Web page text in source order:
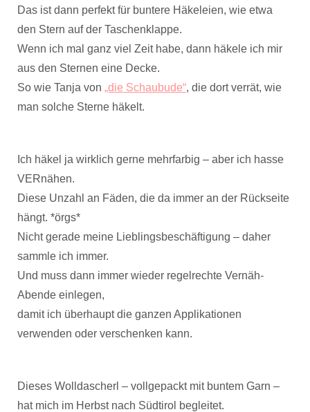
Das ist dann perfekt für buntere Häkeleien, wie etwa
den Stern auf der Taschenklappe.
Wenn ich mal ganz viel Zeit habe, dann häkele ich mir
aus den Sternen eine Decke.
So wie Tanja von „die Schaubude“, die dort verrät, wie
man solche Sterne häkelt.
Ich häkel ja wirklich gerne mehrfarbig – aber ich hasse
VERnähen.
Diese Unzahl an Fäden, die da immer an der Rückseite
hängt. *örgs*
Nicht gerade meine Lieblingsbeschäftigung – daher
sammle ich immer.
Und muss dann immer wieder regelrechte Vernäh-
Abende einlegen,
damit ich überhaupt die ganzen Applikationen
verwenden oder verschenken kann.
Dieses Wolldascherl – vollgepackt mit buntem Garn –
hat mich im Herbst nach Südtirol begleitet.